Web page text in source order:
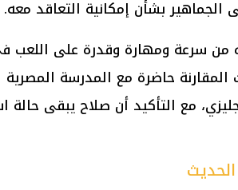
بشأن إمكانية التعاقد معه.
من سرعة ومهارة وقدرة على اللعب
حاضرة مع المدرسة المصرية
مع التأكيد أن صلاح يبقى حالة